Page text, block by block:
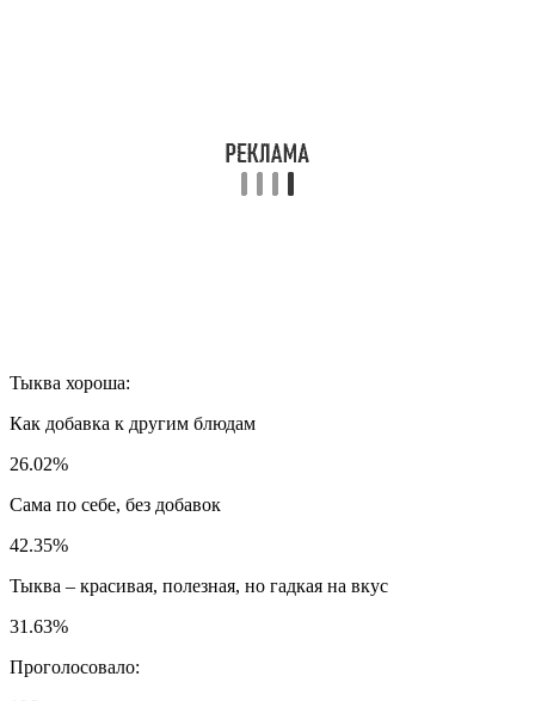
Вопрос-ответ
Какие специи любят тыквы?
корицу, мускатный орех, кайенский перец. С другими
такими сладкими овощами. Из трав отлично подойдёт тимьян.
Как укрепить котлеты?